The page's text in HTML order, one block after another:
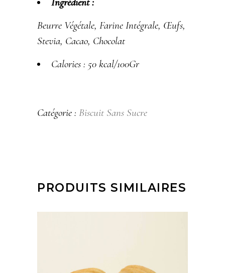
Beurre Végétale, Farine Intégrale, Œufs,
Stevia, Cacao, Chocolat
Calories : 50 kcal/100Gr
Catégorie : Biscuit​ Sans Sucre
PRODUITS SIMILAIRES